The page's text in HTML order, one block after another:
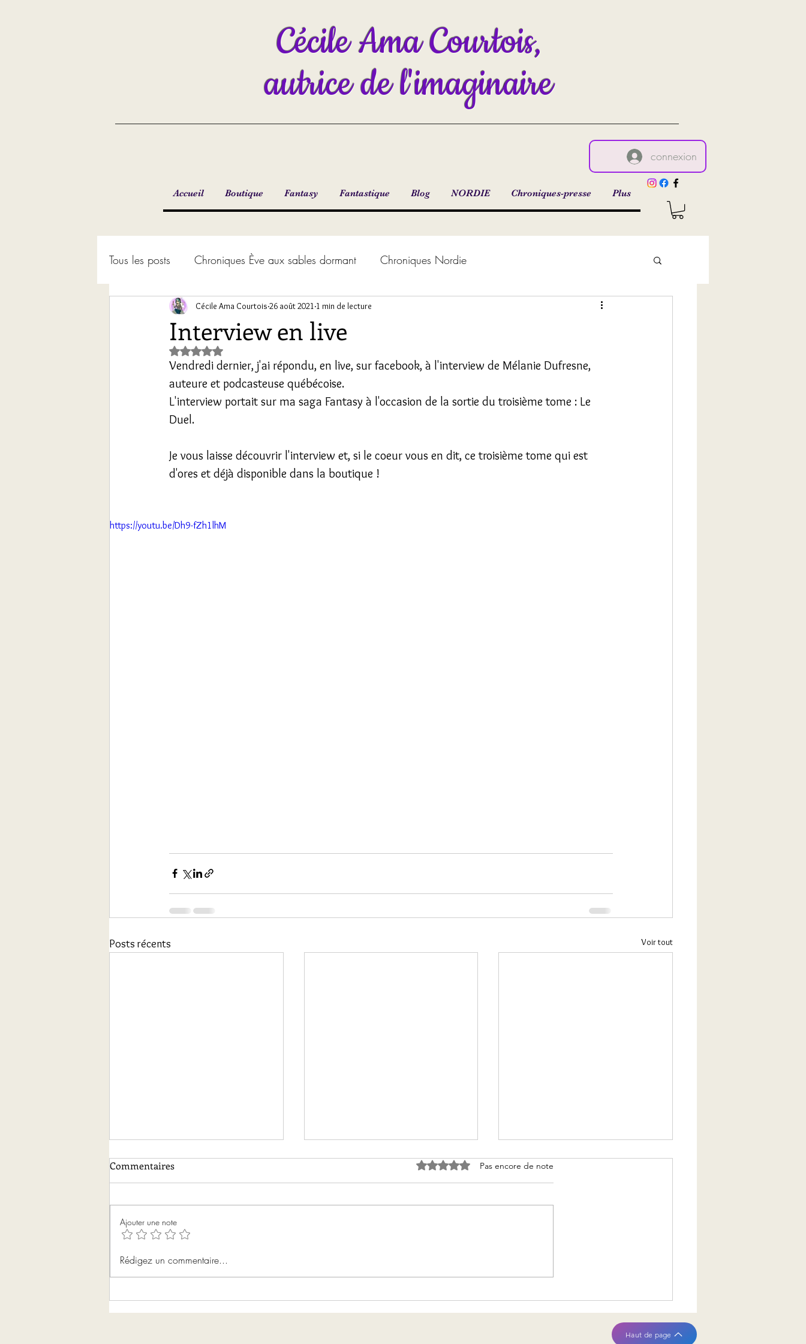
Cécile Ama Courtois,
autrice de l'imaginaire
connexion
Accueil Boutique Fantasy Fantastique Blog NORDIE Chroniques-presse Plus
Tous les posts Chroniques Ève aux sables dormant Chroniques Nordie
Chroniques conte des sept Chants
Interview en live
Cécile Ama Courtois 26 août 2021 1 min de lecture
Noté NaN étoiles sur 5.
Vendredi dernier, j'ai répondu, en live, sur facebook, à l'interview de Mélanie Dufresne,
auteure et podcasteuse québécoise.
L'interview portait sur ma saga Fantasy à l'occasion de la sortie du troisième tome : Le
Duel.
Je vous laisse découvrir l'interview et, si le coeur vous en dit, ce troisième tome qui est
d'ores et déjà disponible dans la boutique !
https://youtu.be/Dh9-fZh1lhM
Posts récents Voir tout
À quoi ressemblent tes
Commentaires Noté 0 étoile sur 5.Pas encore de note
Ajouter une note
Rédigez un commentaire...
Haut de page